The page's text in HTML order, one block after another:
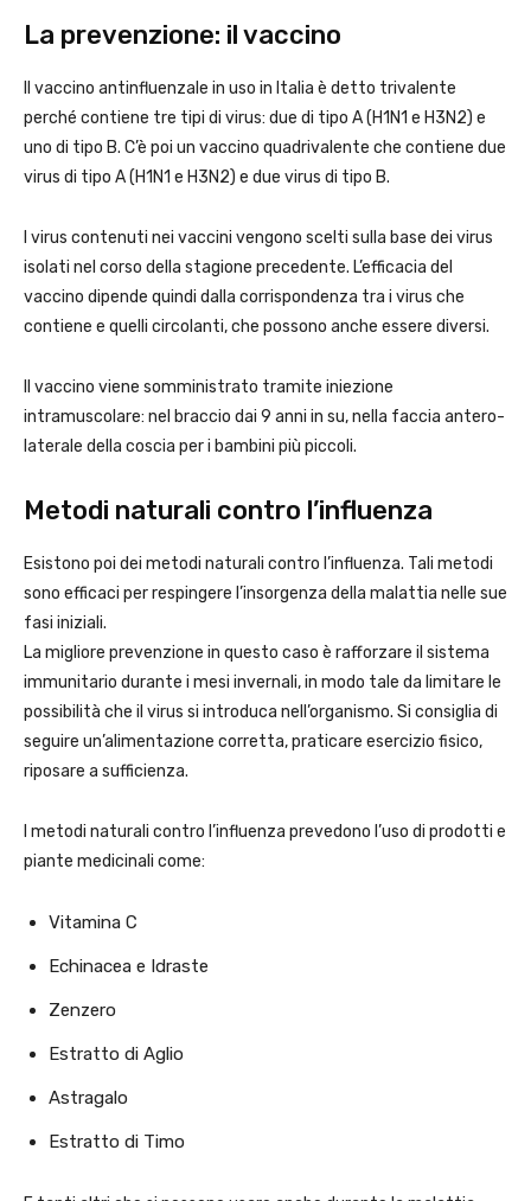
La prevenzione: il vaccino
Il vaccino antinfluenzale in uso in Italia è detto trivalente
perché contiene tre tipi di virus: due di tipo A (H1N1 e H3N2) e
uno di tipo B. C’è poi un vaccino quadrivalente che contiene due
virus di tipo A (H1N1 e H3N2) e due virus di tipo B.
I virus contenuti nei vaccini vengono scelti sulla base dei virus
isolati nel corso della stagione precedente. L’efficacia del
vaccino dipende quindi dalla corrispondenza tra i virus che
contiene e quelli circolanti, che possono anche essere diversi.
Il vaccino viene somministrato tramite iniezione
intramuscolare: nel braccio dai 9 anni in su, nella faccia antero-
laterale della coscia per i bambini più piccoli.
Metodi naturali contro l’influenza
Esistono poi dei metodi naturali contro l’influenza. Tali metodi
sono efficaci per respingere l’insorgenza della malattia nelle sue
fasi iniziali.
La migliore prevenzione in questo caso è rafforzare il sistema
immunitario durante i mesi invernali, in modo tale da limitare le
possibilità che il virus si introduca nell’organismo. Si consiglia di
seguire un’alimentazione corretta, praticare esercizio fisico,
riposare a sufficienza.
I metodi naturali contro l’influenza prevedono l’uso di prodotti e
piante medicinali come:
Vitamina C
Echinacea e Idraste
Zenzero
Estratto di Aglio
Astragalo
Estratto di Timo